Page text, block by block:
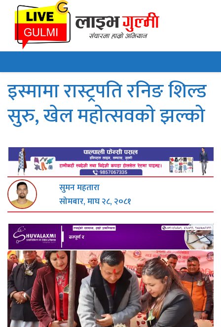
इस्मामा रास्ट्रपति रनिङ शिल्ड
सुरु, खेल महाेत्सवकाे झल्को
सुमन महतारा
सोमबार, माघ २८, २०८१